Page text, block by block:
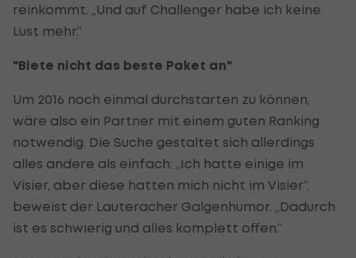
reinkommt. „Und auf Challenger habe ich keine
Lust mehr.“
"Biete nicht das beste Paket an"
Um 2016 noch einmal durchstarten zu können,
wäre also ein Partner mit einem guten Ranking
notwendig. Die Suche gestaltet sich allerdings
alles andere als einfach: „Ich hatte einige im
Visier, aber diese hatten mich nicht im Visier“,
beweist der Lauteracher Galgenhumor. „Dadurch
ist es schwierig und alles komplett offen.“